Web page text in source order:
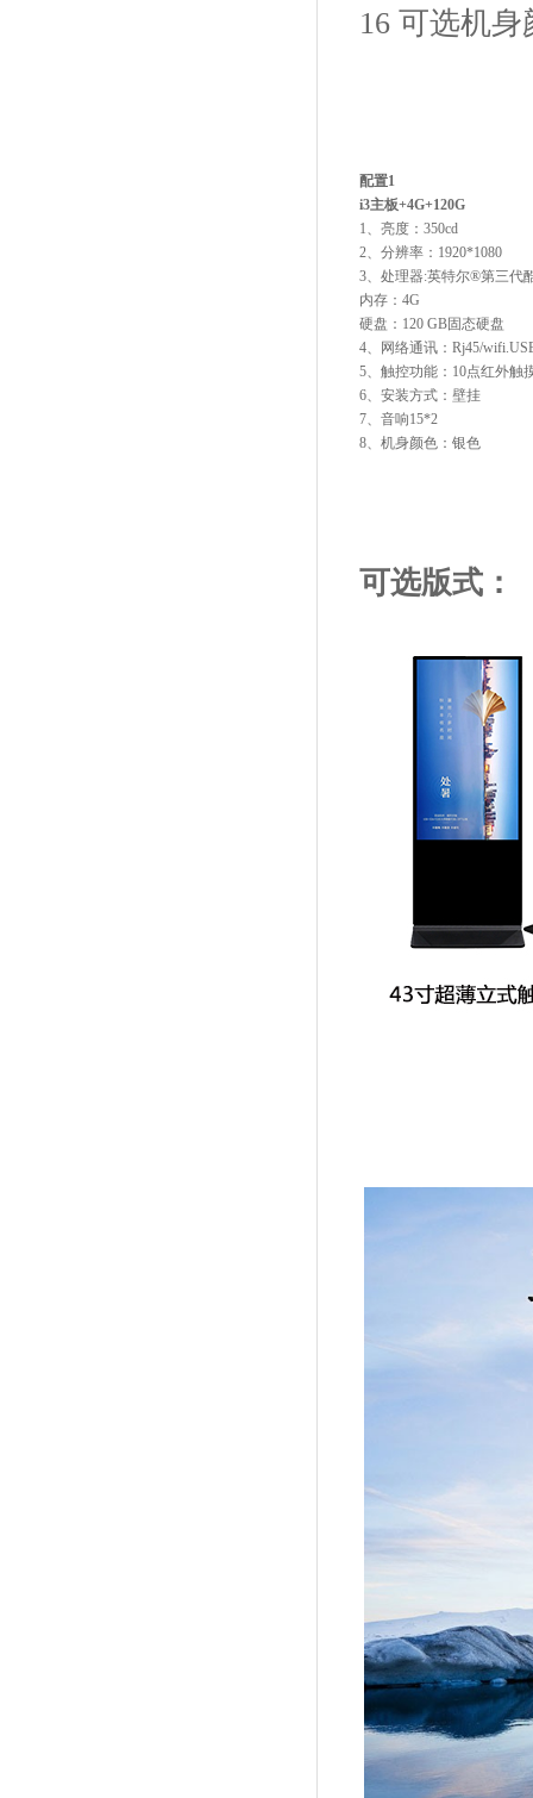
16 可选机
配置1
i3主板+4G+120G
1、亮度：
2、分辨率：
3、处理器:英特尔®第三代
内存：4G
硬盘：120 GB固态硬盘
4、网络通讯：Rj45/
5、触控功能：10点红外触
6、安装方式：壁挂
7、音响15*2
8、机身颜色：银色
可选版式：